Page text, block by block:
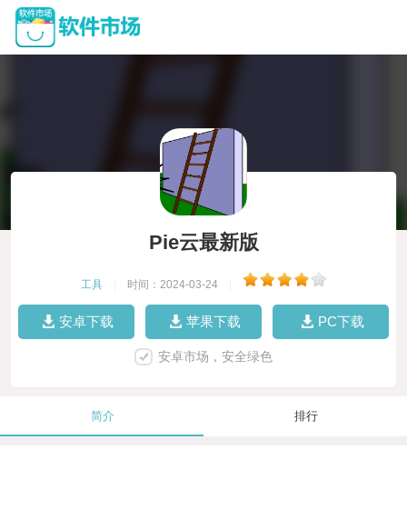
Pie云最新版
工具 时间：2024-03-24
安卓下载 苹果下载 PC下载
安卓市场，安全绿色
简介 排行